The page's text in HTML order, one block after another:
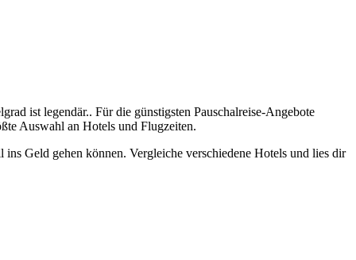
ist legendär.. Für die günstigsten Pauschalreise-Angebote
Auswahl an Hotels und Flugzeiten.
Geld gehen können. Vergleiche verschiedene Hotels und lies dir